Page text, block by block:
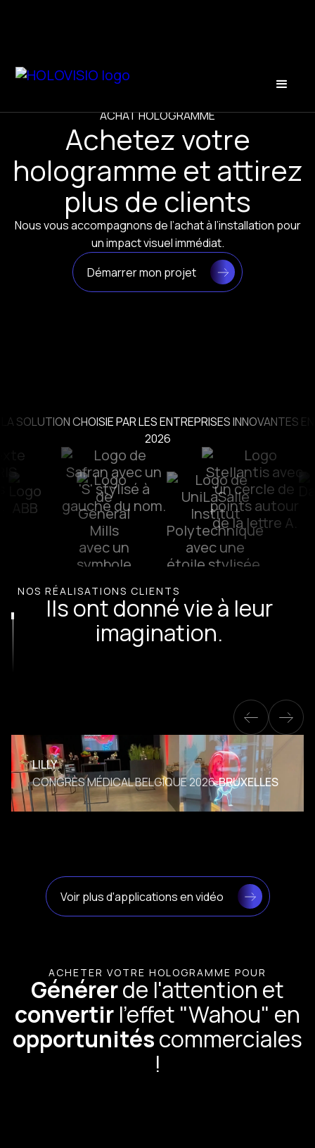
ACHAT HOLOGRAMME
Achetez votre
hologramme et attirez
plus de clients
Nous vous accompagnons de l’achat à l’installation pour
un impact visuel immédiat.
Démarrer mon projet
LA SOLUTION CHOISIE PAR LES ENTREPRISES INNOVANTES EN
2026
NOS RÉALISATIONS CLIENTS
Ils ont donné vie à leur
imagination.
LILLY
CONGRÈS MÉDICAL BELGIQUE 2026 BRUXELLES
Voir plus d'applications en vidéo
ACHETER VOTRE HOLOGRAMME POUR
Générerde l'attention et
convertir l'effet "Wahou" en
opportunitéscommerciales
!